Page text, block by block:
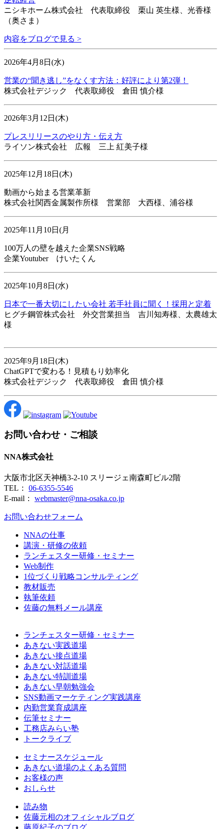
ニシキホーム株式会社 代表取締役 栗山 英生様、光香様
（奥さま）
内容をブログで見る >
2026年4月8日(水)
営業の“聞き逃し”をなくす方法：好評により第2弾！
株式会社デジック 代表取締役 倉田 慎介様
2026年3月12日(木)
プレスリリースのやり方・伝え方
ライソン株式会社 広報 三上 紅美子様
2025年12月18日(木)
動画から始まる営業革新
株式会社関西金属製作所様 営業部 大西様、浦谷様
2025年11月10日(月
100万人の壁を越えた企業SNS戦略
企業Youtuber けいたくん
2025年10月8日(水)
日本で一番大切にしたい会社 若手社員に聞く！採用と定着
ヒグチ鋼管株式会社 外交営業担当 吉川知寿様、太農雄太
様
2025年9月18日(木)
ChatGPTで変わる！見積もり効率化
株式会社デジック 代表取締役 倉田 慎介様
お問い合わせ・ご相談
NNA株式会社
大阪市北区天神橋3-2-10 スリージェ南森町ビル2階
TEL： 06-6355-5546
E-mail： webmaster@nna-osaka.co.jp
お問い合わせフォーム
NNAの仕事
講演・研修の依頼
ランチェスター研修・セミナー
Web制作
1位づくり戦略コンサルティング
教材販売
執筆依頼
佐藤の無料メール講座
ランチェスター研修・セミナー
あきない実践道場
あきない接点道場
あきない対話道場
あきない特訓道場
あきない早朝勉強会
SNS動画マーケティング実践講座
内勤営業育成講座
伝筆セミナー
工務店みらい塾
トークライブ
セミナースケジュール
あきない道場のよくある質問
お客様の声
おしらせ
読み物
佐藤元相のオフィシャルブログ
藤原紀子のブログ